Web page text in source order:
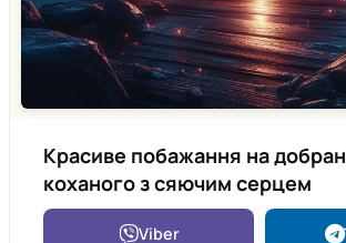
Красиве побажання на
коханого з сяючим серцем
Viber